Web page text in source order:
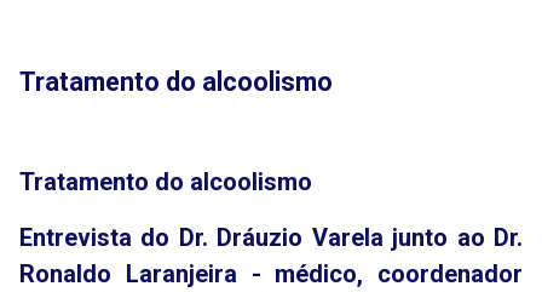
Tratamento do alcoolismo
Tratamento do alcoolismo
Entrevista do Dr. Dráuzio Varela junto ao Dr.
Ronaldo Laranjeira - médico, coordenador